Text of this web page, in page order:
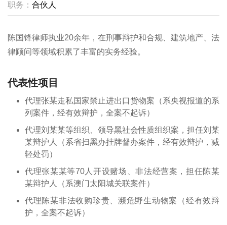
职务： 合伙人
陈国锋律师执业20余年，在刑事辩护和合规、建筑地产、法
律顾问等领域积累了丰富的实务经验。
代表性项目
代理张某走私国家禁止进出口货物案（系央视报道的系
列案件，经有效辩护，全案不起诉）
代理刘某某等组织、领导黑社会性质组织案，担任刘某
某辩护人（系省扫黑办挂牌督办案件，经有效辩护，减
轻处罚）
代理张某某等70人开设赌场、非法经营案，担任陈某
某辩护人（系澳门太阳城关联案件）
代理陈某非法收购珍贵、濒危野生动物案（经有效辩
护，全案不起诉）